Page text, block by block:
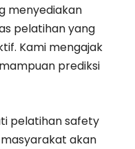
menyediakan
pelatihan yang
Kami mengajak
prediksi
pelatihan safety
akan